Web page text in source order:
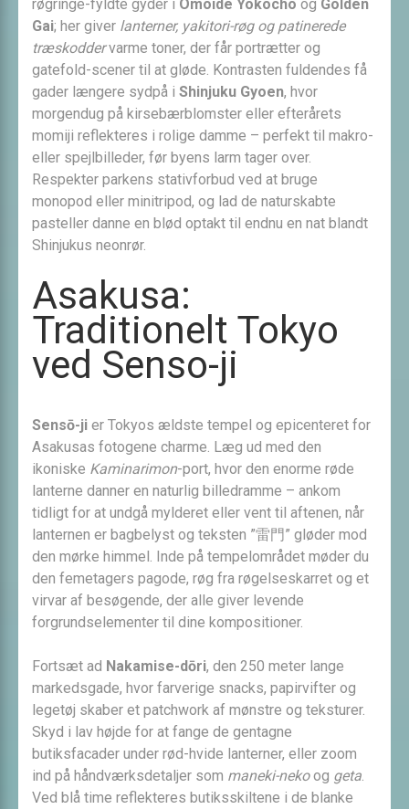
røgringe-fyldte gyder i Omoide Yokocho og Golden
Gai; her giver lanterner, yakitori-røg og patinerede
træskoddervarme toner, der får portrætter og
gatefold-scener til at gløde. Kontrasten fuldendes få
gader længere sydpå i Shinjuku Gyoen, hvor
morgendug på kirsebærblomster eller efterårets
momiji reflekteres i rolige damme – perfekt til makro-
eller spejlbilleder, før byens larm tager over.
Respekter parkens stativforbud ved at bruge
monopod eller minitripod, og lad de naturskabte
pasteller danne en blød optakt til endnu en nat blandt
Shinjukus neonrør.
Asakusa:
Traditionelt Tokyo
ved Senso-ji
Sensō-ji er Tokyos ældste tempel og epicenteret for
Asakusas fotogene charme. Læg ud med den
ikoniske Kaminarimon-port, hvor den enorme røde
lanterne danner en naturlig billedramme – ankom
tidligt for at undgå mylderet eller vent til aftenen, når
lanternen er bagbelyst og teksten ”雷門” gløder mod
den mørke himmel. Inde på tempelområdet møder du
den femetagers pagode, røg fra røgelseskarret og et
virvar af besøgende, der alle giver levende
forgrundselementer til dine kompositioner.
Fort­sæt ad Nakamise-dōri, den 250 meter lange
markedsgade, hvor farverige snacks, papirvifter og
legetøj skaber et patchwork af mønstre og teksturer.
Skyd i lav højde for at fange de gentagne
butiksfacader under rød-hvide lanterner, eller zoom
ind på hånd­værks­detaljer som maneki-nekoog geta.
Ved blå time reflekteres butiksskiltene i de blanke